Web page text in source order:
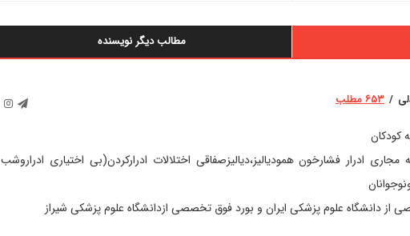
مطالب دیگر نویسنده
۶۵۳ مطلب
مجاری ادرار فشارخون همودیالیز،دیالیزصفاقی اختلالات ادرارکردن(بی اختیاری ادراروشب
از دانشگاه علوم پزشکی ایران و بورد فوق تخصصی ازدانشگاه علوم پزشکی شیراز